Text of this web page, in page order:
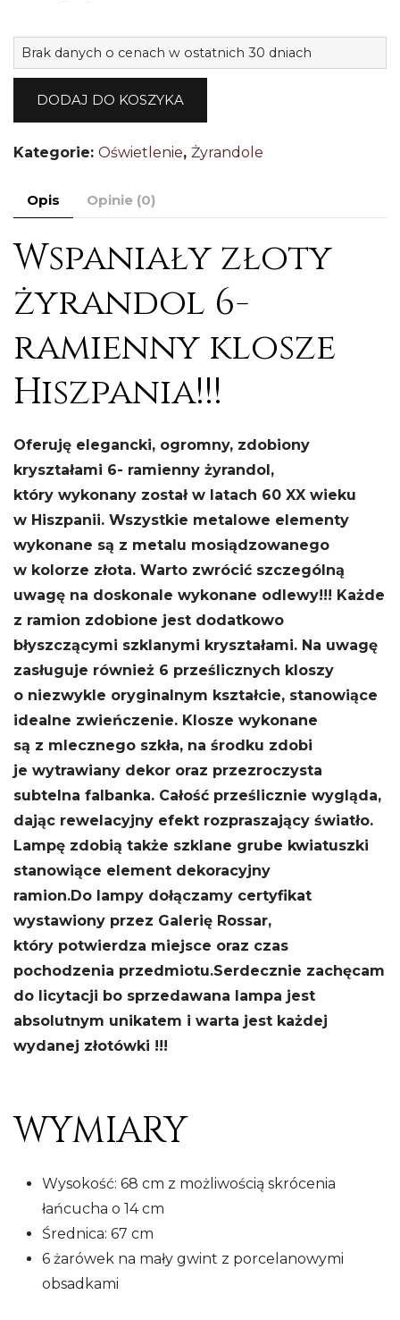
Brak danych o cenach w ostatnich 30 dniach
DODAJ DO KOSZYKA
Kategorie: Oświetlenie, Żyrandole
Opis Opinie (0)
Wspaniały złoty
żyrandol 6-
ramienny klosze
Hiszpania!!!
Oferuję elegancki, ogromny, zdobiony
kryształami 6- ramienny żyrandol,
który wykonany został w latach 60 XX wieku
w Hiszpanii. Wszystkie metalowe elementy
wykonane są z metalu mosiądzowanego
w kolorze złota. Warto zwrócić szczególną
uwagę na doskonale wykonane odlewy!!! Każde
z ramion zdobione jest dodatkowo
błyszczącymi szklanymi kryształami. Na uwagę
zasługuje również 6 prześlicznych kloszy
o niezwykle oryginalnym kształcie, stanowiące
idealne zwieńczenie. Klosze wykonane
są z mlecznego szkła, na środku zdobi
je wytrawiany dekor oraz przezroczysta
subtelna falbanka. Całość prześlicznie wygląda,
dając rewelacyjny efekt rozpraszający światło.
Lampę zdobią także szklane grube kwiatuszki
stanowiące element dekoracyjny
ramion.Do lampy dołączamy certyfikat
wystawiony przez Galerię Rossar,
który potwierdza miejsce oraz czas
pochodzenia przedmiotu.Serdecznie zachęcam
do licytacji bo sprzedawana lampa jest
absolutnym unikatem i warta jest każdej
wydanej złotówki !!!
WYMIARY
Wysokość: 68 cm z możliwością skrócenia
łańcucha o 14 cm
Średnica: 67 cm
6 żarówek na mały gwint z porcelanowymi
obsadkami